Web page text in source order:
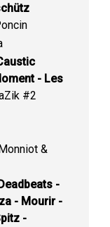
- Les
#2
&
-
- Mourir -
-